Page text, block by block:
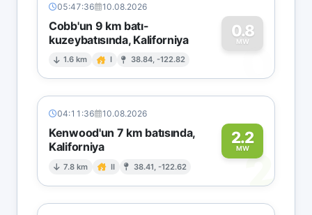
05:47:36 10.08.2026
Cobb'un 9 km batı-
kuzeybatısında, Kaliforniya
1.6 km I 38.84, -122.82
0.8
MW
0
04:11:36 10.08.2026
Kenwood'un 7 km batısında,
Kaliforniya
7.8 km II 38.41, -122.62
2.2
MW
2